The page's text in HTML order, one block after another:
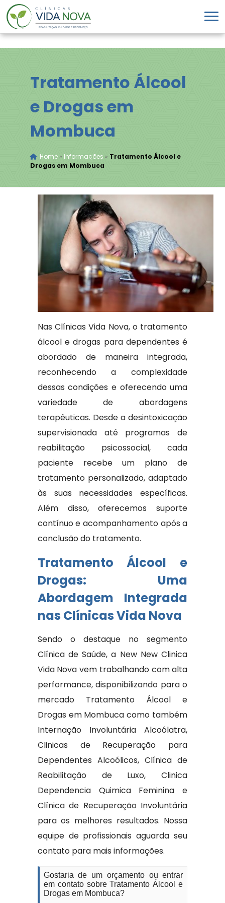
Tratamento Álcool
e Drogas em
Mombuca
Home» Informações » Tratamento Álcool e
Drogas em Mombuca
Nas Clínicas Vida Nova, o tratamento
álcool e drogas para dependentes é
abordado de maneira integrada,
reconhecendo a complexidade
dessas condições e oferecendo uma
variedade de abordagens
terapêuticas. Desde a desintoxicação
supervisionada até programas de
reabilitação psicossocial, cada
paciente recebe um plano de
tratamento personalizado, adaptado
às suas necessidades específicas.
Além disso, oferecemos suporte
contínuo e acompanhamento após a
conclusão do tratamento.
Tratamento Álcool e
Drogas: Uma
Abordagem Integrada
nas Clínicas Vida Nova
Sendo o destaque no segmento
Clínica de Saúde, a New New Clinica
Vida Nova vem trabalhando com alta
performance, disponibilizando para o
mercado Tratamento Álcool e
Drogas em Mombuca como também
Internação Involuntária Alcoólatra,
Clinicas de Recuperação para
Dependentes Alcoólicos, Clínica de
Reabilitação de Luxo, Clinica
Dependencia Quimica Feminina e
Clínica de Recuperação Involuntária
para os melhores resultados. Nossa
equipe de profissionais aguarda seu
contato para mais informações.
Gostaria de um orçamento ou entrar
em contato sobre Tratamento Álcool e
Drogas em Mombuca?